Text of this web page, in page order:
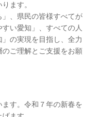
ます。
、県民の皆様すべてが
い愛知」、すべての人
の実現を目指し、全力
ご理解とご支援をお願
す。令和７年の新春を